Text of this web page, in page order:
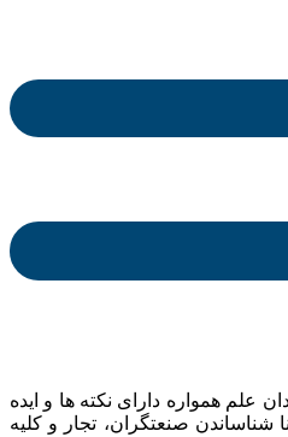
همواره دارای نکته ها و ایده
صنعتگران، تجار و کلیه